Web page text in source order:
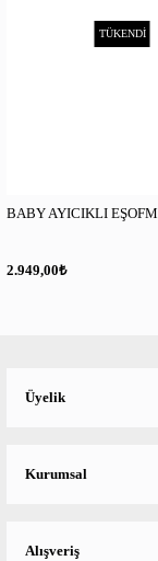
TÜKENDİ
BABY AYICIKLI
2.949,00₺
Üyelik
Kurumsal
Alışveriş